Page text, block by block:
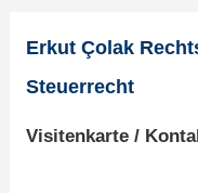
Erkut Çolak
Steuerrecht
Visitenkarte /